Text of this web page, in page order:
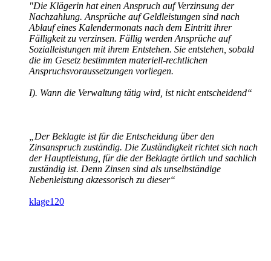
"Die Klägerin hat einen Anspruch auf Verzinsung der
Nachzahlung. Ansprüche auf Geldleistungen sind nach
Ablauf eines Kalendermonats nach dem Eintritt ihrer
Fälligkeit zu verzinsen. Fällig werden Ansprüche auf
Sozialleistungen mit ihrem Entstehen. Sie entstehen, sobald
die im Gesetz bestimmten materiell-rechtlichen
Anspruchsvoraussetzungen vorliegen.
I). Wann die Verwaltung tätig wird, ist nicht entscheidend“
„Der Beklagte ist für die Entscheidung über den
Zinsanspruch zuständig. Die Zuständigkeit richtet sich nach
der Hauptleistung, für die der Beklagte örtlich und sachlich
zuständig ist. Denn Zinsen sind als unselbständige
Nebenleistung akzessorisch zu dieser“
klage120